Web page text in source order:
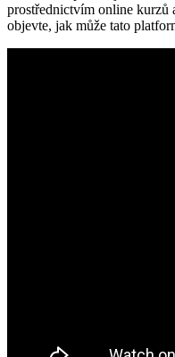
prostřednictvím online kurzů
objevte, jak může tato